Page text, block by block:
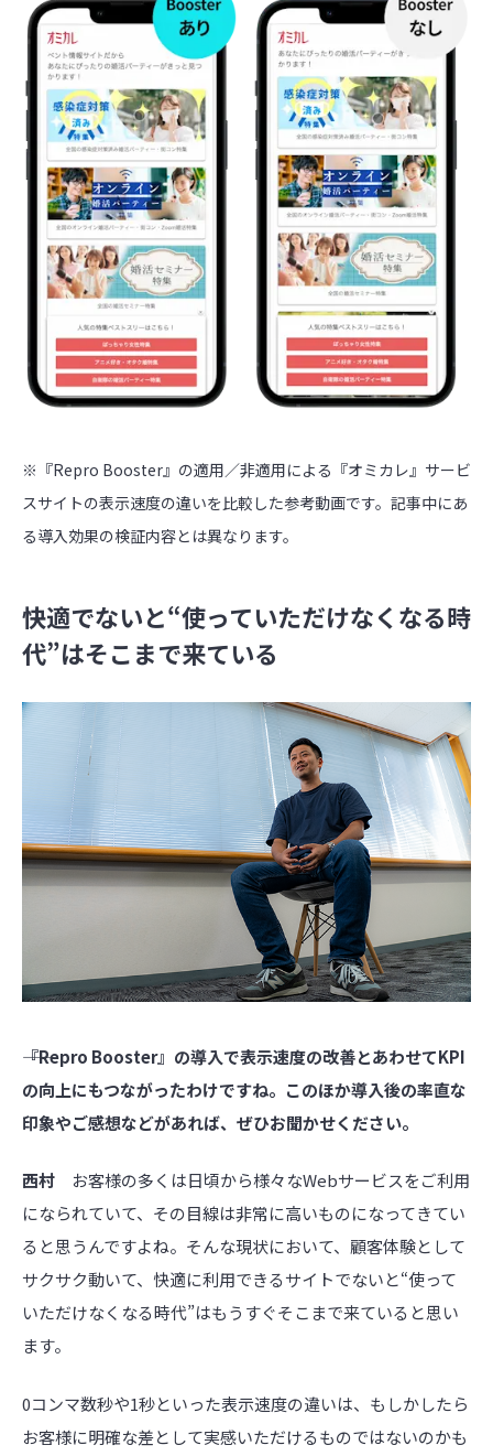
※『Repro Booster』の適用／非適用による『オミカレ』サービ
スサイトの表示速度の違いを比較した参考動画です。記事中にあ
る導入効果の検証内容とは異なります。
快適でないと“使っていただけなくなる時
代”はそこまで来ている
――『Repro Booster』の導入で表示速度の改善とあわせてKPI
の向上にもつながったわけですね。このほか導入後の率直な
印象やご感想などがあれば、ぜひお聞かせください。
西村 お客様の多くは日頃から様々なWebサービスをご利用
になられていて、その目線は非常に高いものになってきてい
ると思うんですよね。そんな現状において、顧客体験として
サクサク動いて、快適に利用できるサイトでないと“使って
いただけなくなる時代”はもうすぐそこまで来ていると思い
ます。
0コンマ数秒や1秒といった表示速度の違いは、もしかしたら
お客様に明確な差として実感いただけるものではないのかも